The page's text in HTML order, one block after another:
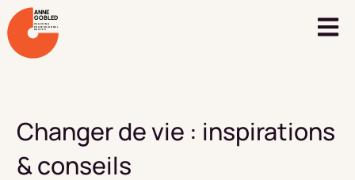
ANNE
GOBLED
COACHING
PROFESSIONNEL
NANTES
Changer de vie : inspirations
& conseils